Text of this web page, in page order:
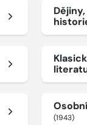
(1943)